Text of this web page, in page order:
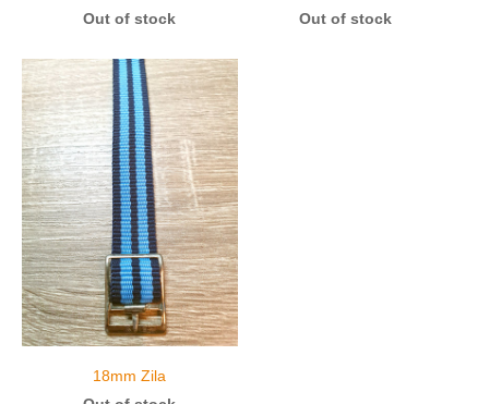
Out of stock
Out of stock
18mm Zila